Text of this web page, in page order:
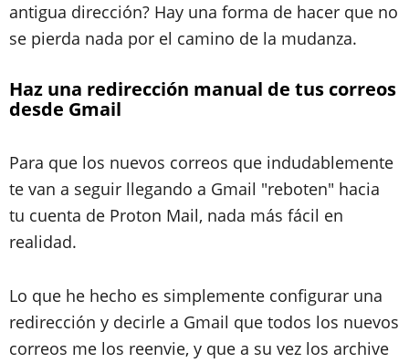
antigua dirección? Hay una forma de hacer que no
se pierda nada por el camino de la mudanza.
Haz una redirección manual de tus correos
desde Gmail
Para que los nuevos correos que indudablemente
te van a seguir llegando a Gmail "reboten" hacia
tu cuenta de Proton Mail, nada más fácil en
realidad.
Lo que he hecho es simplemente configurar una
redirección y decirle a Gmail que todos los nuevos
correos me los reenvie, y que a su vez los archive